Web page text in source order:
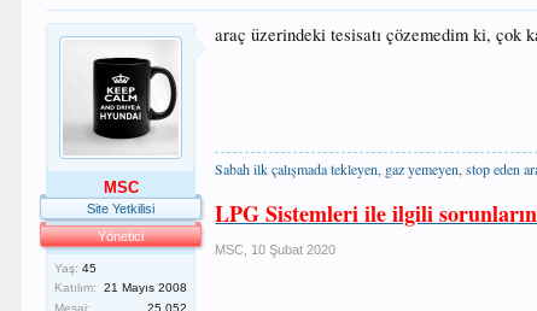
MSC
Site Yetkilisi
Yönetici
Yaş: 45
Katılım:
21 Mayıs 2008
Mesaj:
25,052
araç üzerindeki tesisatı çözemedim ki, çok
Sabah ilk çalışmada tekleyen, gaz yemeyen, stop eden
LPG Sistemleri ile ilgili
MSC 10 Şubat 2020